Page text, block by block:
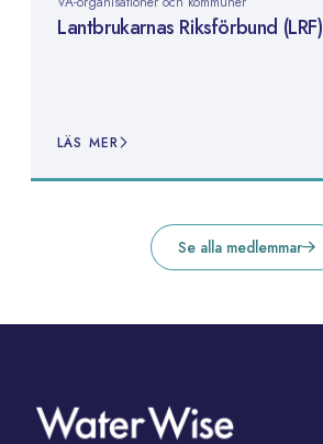
Lantbrukarnas Riksförbund (LRF)
LÄS MER
Se alla medlemmar